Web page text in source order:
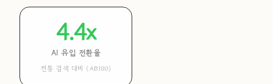
4.4x
AI 유입 전환율
전통 검색 대비 (AB180)